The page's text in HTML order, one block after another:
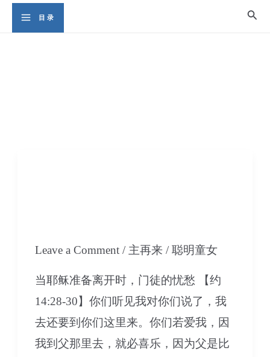
Main
目录
Leave a Comment / 主再来/ 聪明童女
当耶稣准备离开时，门徒的忧愁 【约
14:28-30】你们听见我对你们说了，我
去还要到你们这里来。你们若爱我，因
我到父那里去，就必喜乐，因为父是比